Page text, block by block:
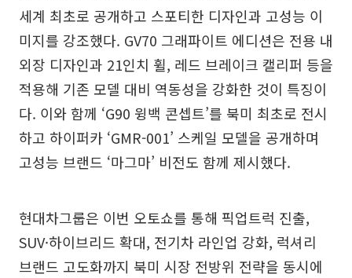
세계 최초로 공개하고 스포티한 디자인과 고성능 이
미지를 강조했다. GV70 그래파이트 에디션은 전용 내
외장 디자인과 21인치 휠, 레드 브레이크 캘리퍼 등을
적용해 기존 모델 대비 역동성을 강화한 것이 특징이
다. 이와 함께 ‘G90 윙백 콘셉트’를 북미 최초로 전시
하고 하이퍼카 ‘GMR-001’ 스케일 모델을 공개하며
고성능 브랜드 ‘마그마’ 비전도 함께 제시했다.
현대차그룹은 이번 오토쇼를 통해 픽업트럭 진출,
SUV·하이브리드 확대, 전기차 라인업 강화, 럭셔리
브랜드 고도화까지 북미 시장 전방위 전략을 동시에